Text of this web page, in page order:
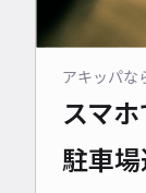
アキッパな
スマ
駐車